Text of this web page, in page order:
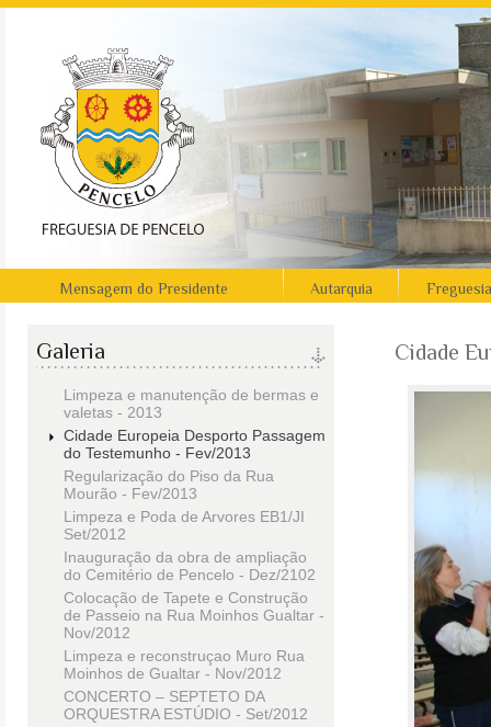
Mensagem do Presidente Autarquia Freguesia
Galeria
Limpeza e manutenção de bermas e
valetas - 2013
Cidade Europeia Desporto Passagem
do Testemunho - Fev/2013
Regularização do Piso da Rua
Mourão - Fev/2013
Limpeza e Poda de Arvores EB1/JI
Set/2012
Inauguração da obra de ampliação
do Cemitério de Pencelo - Dez/2102
Colocação de Tapete e Construção
de Passeio na Rua Moinhos Gualtar -
Nov/2012
Limpeza e reconstruçao Muro Rua
Moinhos de Gualtar - Nov/2012
CONCERTO – SEPTETO DA
ORQUESTRA ESTÚDIO - Set/2012
Cidade